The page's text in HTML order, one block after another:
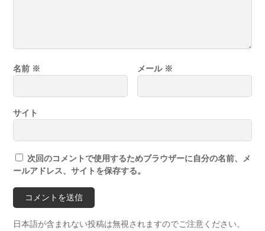
名前 ※ メール ※
サイト
次回のコメントで使用するためブラウザーに自分の名前、メ
ールアドレス、サイトを保存する。
日本語が含まれない投稿は無視されますのでご注意ください。